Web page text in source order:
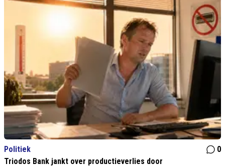
Politiek
0
Triodos Bank jankt over productieverlies door